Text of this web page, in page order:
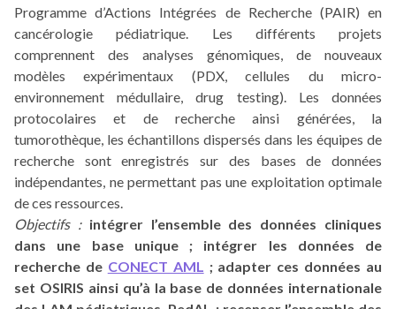
Programme d’Actions Intégrées de Recherche (PAIR) en
cancérologie pédiatrique. Les différents projets
comprennent des analyses génomiques, de nouveaux
modèles expérimentaux (PDX, cellules du micro-
environnement médullaire, drug testing). Les données
protocolaires et de recherche ainsi générées, la
tumorothèque, les échantillons dispersés dans les équipes de
recherche sont enregistrés sur des bases de données
indépendantes, ne permettant pas une exploitation optimale
de ces ressources.
Objectifs : intégrer l’ensemble des données cliniques
dans une base unique ; intégrer les données de
recherche de CONECT AML ; adapter ces données au
set OSIRIS ainsi qu’à la base de données internationale